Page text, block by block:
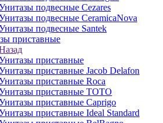
подвесные Cezares
подвесные CeramicaNova
подвесные Santek
приставные
приставные
приставные Jacob Delafon
приставные Roca
приставные TOTO
приставные Caprigo
приставные Ideal Standard